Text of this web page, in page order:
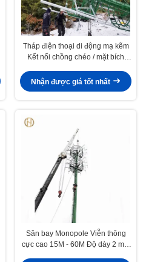
Tháp điện thoại di động mạ kẽm
Kết nối chồng chéo / mặt bích
Nhận được giá tốt nhất
Sân bay Monopole Viễn thông
cực cao 15M - 60M Độ dày 2 mm